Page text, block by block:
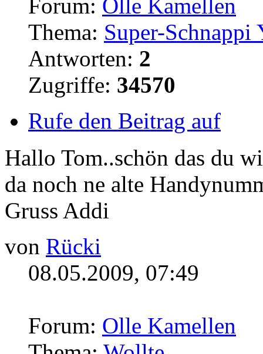
Forum: Olle Kamellen
Thema: Super-Schnappi
Antworten: 2
Zugriffe: 34570
Rufe den Beitrag auf
Hallo Tom..schön das du
da noch ne alte
Gruss Addi
von Rücki
08.05.2009, 07:49
Forum: Olle Kamellen